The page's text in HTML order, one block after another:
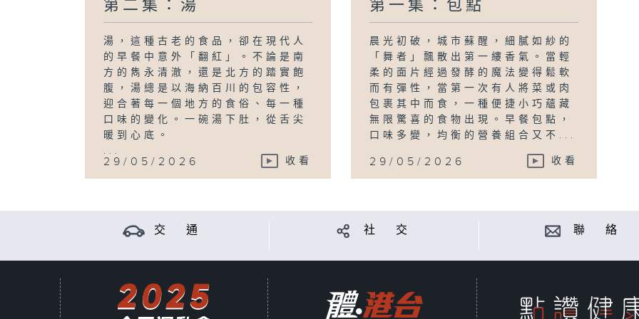
第二集：湯
湯，這種古老的食品，卻在現代人
的早餐中意外「翻紅」。不論是南
方的雋永清澈，還是北方的踏實飽
腹，湯總是以海納百川的包容性，
迎合著每一個地方的食俗、每一種
口味的變化。一碗湯下肚，從舌尖
暖到心底。
...
29/05/2026 收看
第一集：包點
晨光初破，城市蘇醒，細膩如紗的
「舞者」飄散出第一縷香氣。當輕
柔的面片經過發酵的魔法變得鬆軟
而有彈性，當第一次有人將菜或肉
包裹其中而食，一種便捷小巧蘊藏
無限驚喜的食物出現。早餐包點，
口味多變，均衡的營養組合又不...
29/05/2026 收看
交 通 社 交 聯 絡